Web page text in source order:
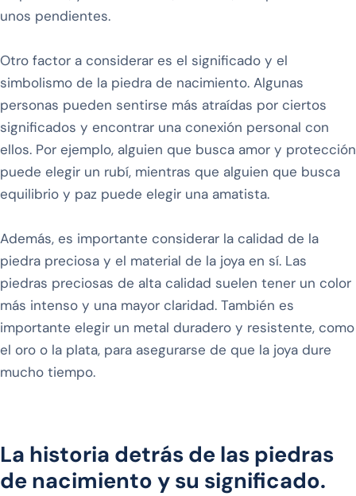
unos pendientes.
Otro factor a considerar es el significado y el
simbolismo de la piedra de nacimiento. Algunas
personas pueden sentirse más atraídas por ciertos
significados y encontrar una conexión personal con
ellos. Por ejemplo, alguien que busca amor y protección
puede elegir un rubí, mientras que alguien que busca
equilibrio y paz puede elegir una amatista.
Además, es importante considerar la calidad de la
piedra preciosa y el material de la joya en sí. Las
piedras preciosas de alta calidad suelen tener un color
más intenso y una mayor claridad. También es
importante elegir un metal duradero y resistente, como
el oro o la plata, para asegurarse de que la joya dure
mucho tiempo.
La historia detrás de las piedras
de nacimiento y su significado.